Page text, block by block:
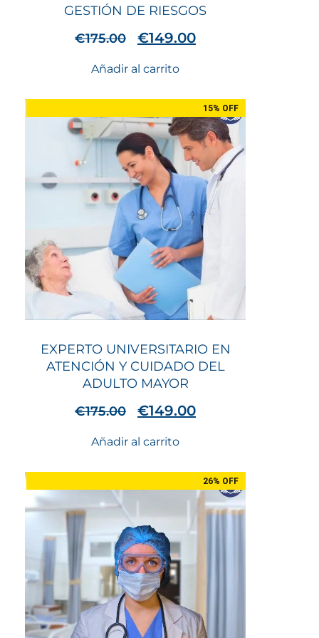
GESTIÓN DE RIESGOS
€175.00 €149.00
Añadir al carrito
15% OFF
EXPERTO UNIVERSITARIO EN
ATENCIÓN Y CUIDADO DEL
ADULTO MAYOR
€175.00 €149.00
Añadir al carrito
26% OFF